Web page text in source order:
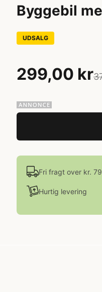
Byggebil
UDSALG
299,00 kr
Fri fragt over kr.
Hurtig levering